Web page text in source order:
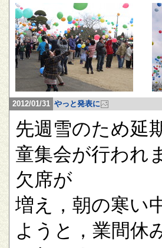
2012/01/31 やっと発表に
先週雪のため延
童集会が行われ
欠席が
増え，朝の寒い
ようと，業間休